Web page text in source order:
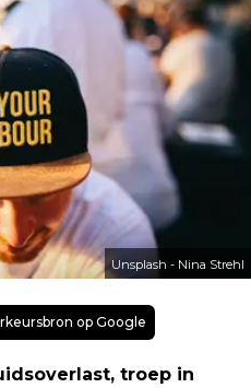
Unsplash - Nina Strehl
op Google
troep in